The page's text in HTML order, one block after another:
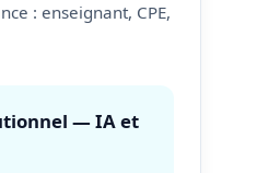
: enseignant, CPE,
— IA et